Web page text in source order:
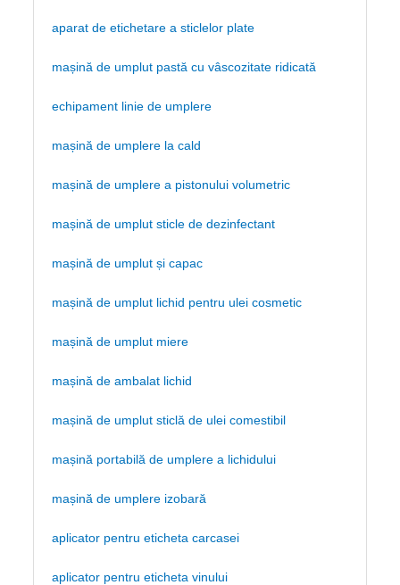
aparat de etichetare a sticlelor plate
mașină de umplut pastă cu vâscozitate ridicată
echipament linie de umplere
mașină de umplere la cald
mașină de umplere a pistonului volumetric
mașină de umplut sticle de dezinfectant
mașină de umplut și capac
mașină de umplut lichid pentru ulei cosmetic
mașină de umplut miere
mașină de ambalat lichid
mașină de umplut sticlă de ulei comestibil
mașină portabilă de umplere a lichidului
mașină de umplere izobară
aplicator pentru eticheta carcasei
aplicator pentru eticheta vinului